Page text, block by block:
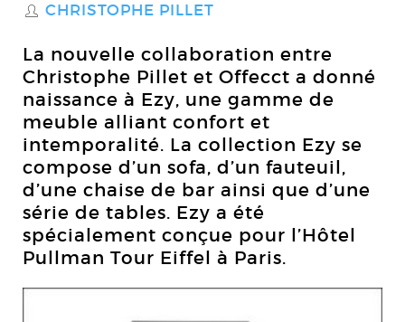
S CHRISTOPHE PILLET
La nouvelle collaboration entre
Christophe Pillet et Offecct a donné
naissance à Ezy, une gamme de
meuble alliant confort et
intemporalité. La collection Ezy se
compose d’un sofa, d’un fauteuil,
d’une chaise de bar ainsi que d’une
série de tables. Ezy a été
spécialement conçue pour l’Hôtel
Pullman Tour Eiffel à Paris.